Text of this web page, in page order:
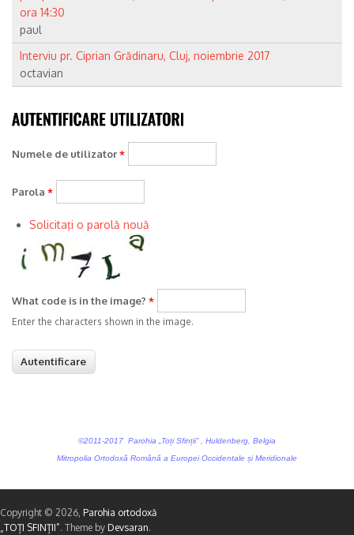
ora 14:30
paul
Interviu pr. Ciprian Grădinaru, Cluj, noiembrie 2017
octavian
Numele de utilizator*
Parola *
Solicitaţi o parolă nouă
What code is in the image? *
Enter the characters shown in the image.
©2011-2017 Parohia „Toți Sfinții” , Huldenberg, Belgia
Mitropolia Ortodoxă Română a Europei Occidentale și Meridionale
Copyright © 2026, Parohia ortodoxă
„TOȚI SFINȚII”. Theme by Devsaran.